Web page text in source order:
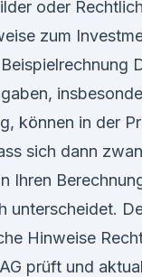
oder
zum
können in der
sich dann
Ihren
unterscheidet.
Hinweise
prüft und